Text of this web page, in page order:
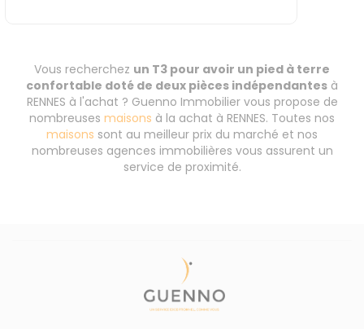
Vous recherchez un T3 pour avoir un pied à terre
confortable doté de deux pièces indépendantes à
RENNES à l'achat ? Guenno Immobilier vous propose de
nombreuses maisons à la achat à RENNES. Toutes nos
maisons sont au meilleur prix du marché et nos
nombreuses agences immobilières vous assurent un
service de proximité.